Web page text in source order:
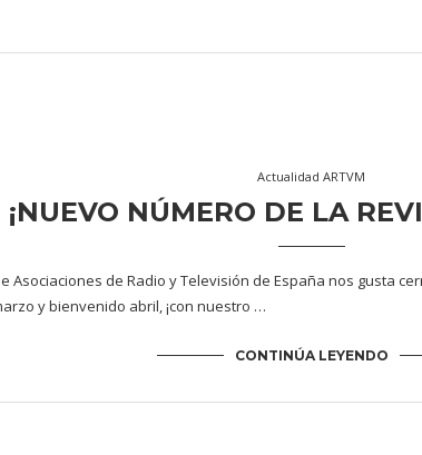
Actualidad ARTVM
¡NUEVO NÚMERO DE LA
Asociaciones de Radio y Televisión de España nos gusta
y bienvenido abril, ¡con nuestro …
CONTINÚA LEYENDO